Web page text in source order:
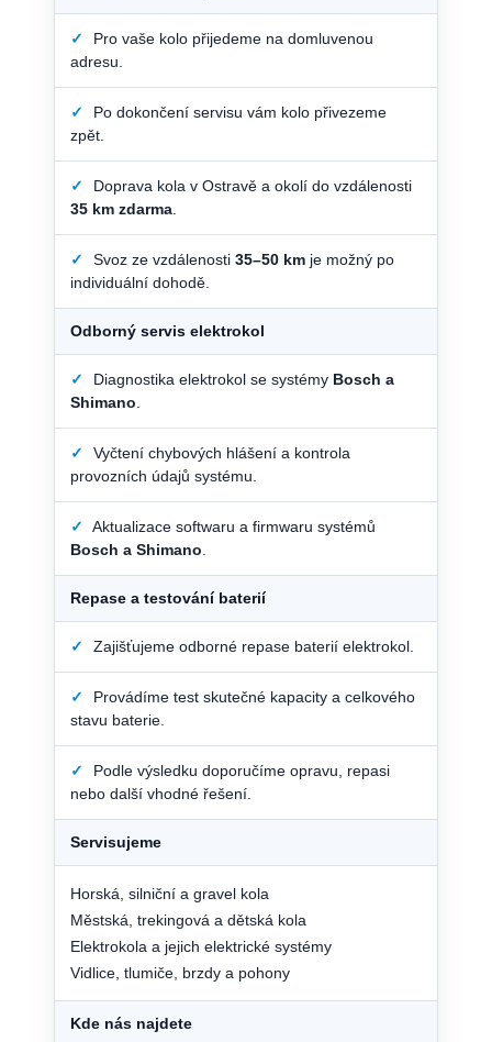
✓
Pro vaše kolo přijedeme na domluvenou
adresu.
✓
Po dokončení servisu vám kolo přivezeme
zpět.
✓
Doprava kola v Ostravě a okolí do vzdálenosti
35 km zdarma
✓ Svoz ze vzdálenosti 35–50 km je možný po
individuální dohodě.
Odborný servis elektrokol
✓ Diagnostika elektrokol se systémy Bosch a
Shimano
✓
Vyčtení chybových hlášení a kontrola
provozních údajů systému.
✓
Aktualizace softwaru a firmwaru systémů
Bosch a Shimano
Repase a testování baterií
✓ Zajišťujeme odborné repase baterií elektrokol.
✓
Provádíme test skutečné kapacity a celkového
stavu baterie.
✓
Podle výsledku doporučíme opravu, repasi
nebo další vhodné řešení.
Servisujeme
Horská, silniční a gravel kola
Městská, trekingová a dětská kola
Elektrokola a jejich elektrické systémy
Vidlice, tlumiče, brzdy a pohony
Kde nás najdete